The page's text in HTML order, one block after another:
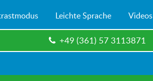
Leichte Sprache Videos
+49 (361) 57 3113871